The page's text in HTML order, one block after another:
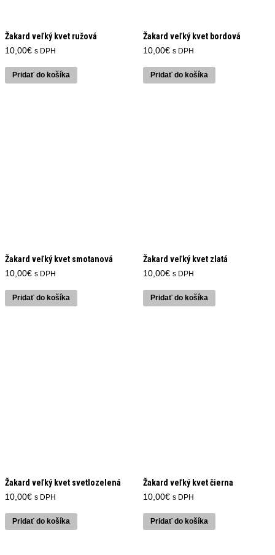
Žakard veľký kvet ružová
10,00€ s DPH
Pridať do košíka
Žakard veľký kvet bordová
10,00€ s DPH
Pridať do košíka
Žakard veľký kvet smotanová
10,00€ s DPH
Pridať do košíka
Žakard veľký kvet zlatá
10,00€ s DPH
Pridať do košíka
Žakard veľký kvet svetlozelená
10,00€ s DPH
Pridať do košíka
Žakard veľký kvet čierna
10,00€ s DPH
Pridať do košíka